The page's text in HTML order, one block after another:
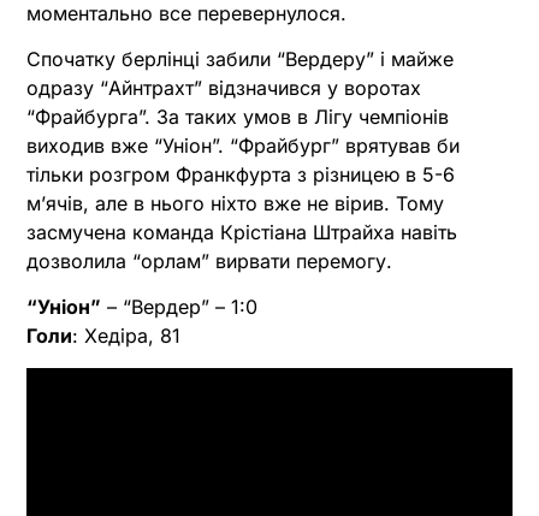
моментально все перевернулося.
Спочатку берлінці забили “Вердеру” і майже
одразу “Айнтрахт” відзначився у воротах
“Фрайбурга”. За таких умов в Лігу чемпіонів
виходив вже “Уніон”. “Фрайбург” врятував би
тільки розгром Франкфурта з різницею в 5-6
м’ячів, але в нього ніхто вже не вірив. Тому
засмучена команда Крістіана Штрайха навіть
дозволила “орлам” вирвати перемогу.
“Уніон” – “Вердер” – 1:0
Голи: Хедіра, 81